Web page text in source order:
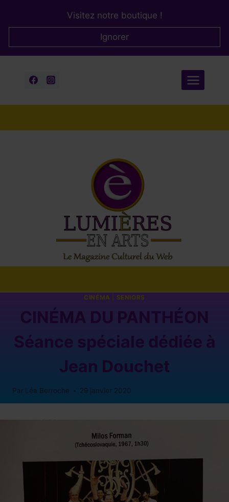
Visitez notre boutique !
Ignorer
CINÉMA SENIORS
Séance spéciale dédiée à
Jean Douchet
Par Léa Berroche 29 janvier 2020